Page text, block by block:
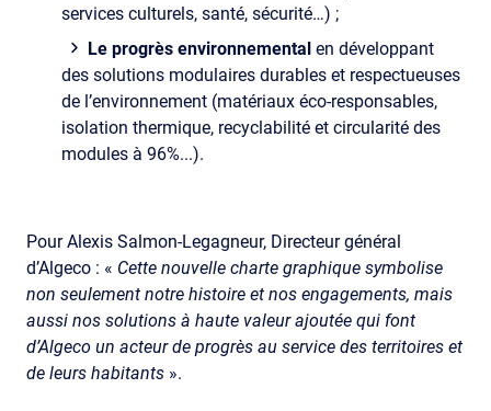
services culturels, santé, sécurité…) ;
Le progrès environnemental en développant
des solutions modulaires durables et respectueuses
de l’environnement (matériaux éco-responsables,
isolation thermique, recyclabilité et circularité des
modules à 96%...).
Pour Alexis Salmon-Legagneur, Directeur général
d’Algeco : « Cette nouvelle charte graphique symbolise
non seulement notre histoire et nos engagements, mais
aussi nos solutions à haute valeur ajoutée qui font
d’Algeco un acteur de progrès au service des territoires et
de leurs habitants ».